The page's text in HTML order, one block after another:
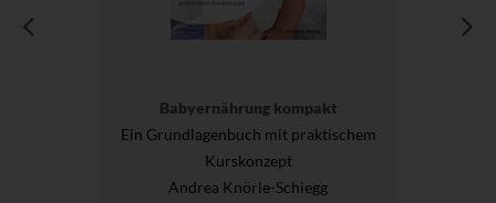
Babyernährung kompakt
Ein Grundlagenbuch mit praktischem
Kurskonzept
Andrea Knörle-Schiegg